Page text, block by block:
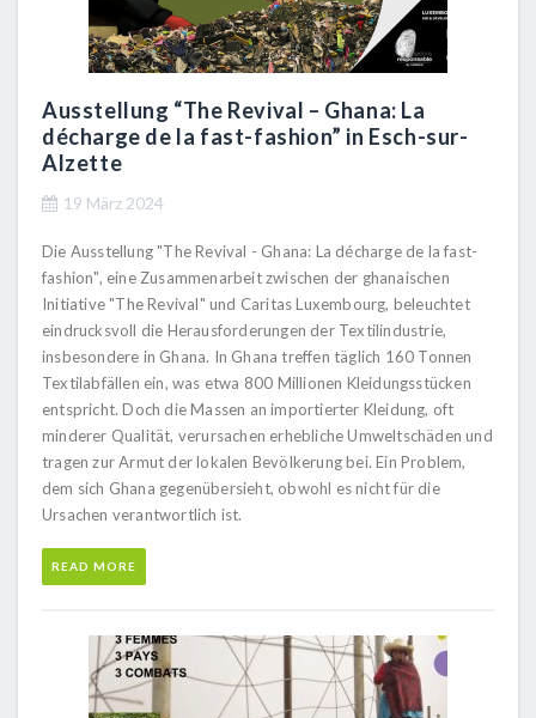
Ausstellung “The Revival – Ghana: La
décharge de la fast-fashion” in Esch-sur-
Alzette
19 März 2024
Die Ausstellung "The Revival - Ghana: La décharge de la fast-
fashion", eine Zusammenarbeit zwischen der ghanaischen
Initiative "The Revival" und Caritas Luxembourg, beleuchtet
eindrucksvoll die Herausforderungen der Textilindustrie,
insbesondere in Ghana. In Ghana treffen täglich 160 Tonnen
Textilabfällen ein, was etwa 800 Millionen Kleidungsstücken
entspricht. Doch die Massen an importierter Kleidung, oft
minderer Qualität, verursachen erhebliche Umweltschäden und
tragen zur Armut der lokalen Bevölkerung bei. Ein Problem,
dem sich Ghana gegenübersieht, obwohl es nicht für die
Ursachen verantwortlich ist.
READ MORE